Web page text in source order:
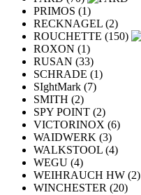
PRIMOS (1)
RECKNAGEL (2)
ROUCHETTE (150)
ROXON (1)
RUSAN (33)
SCHRADE (1)
SIghtMark (7)
SMITH (2)
SPY POINT (2)
VICTORINOX (6)
WAIDWERK (3)
WALKSTOOL (4)
WEGU (4)
WEIHRAUCH HW (2)
WINCHESTER (20)